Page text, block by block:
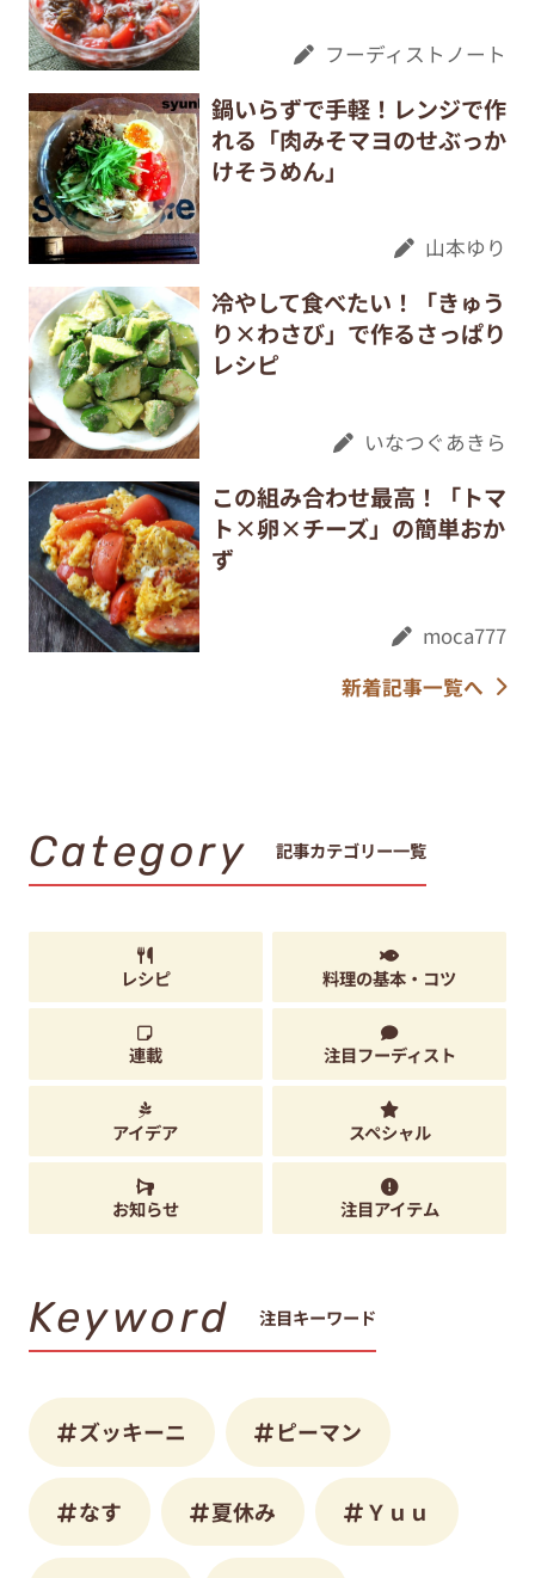
フーディストノート
鍋いらずで手軽！レンジで作
れる「肉みそマヨのせぶっか
けそうめん」
山本ゆり
冷やして食べたい！「きゅう
り×わさび」で作るさっぱり
レシピ
いなつぐあきら
この組み合わせ最高！「トマ
ト×卵×チーズ」の簡単おか
ず
moca777
新着記事一覧へ
Category 記事カテゴリー一覧
レシピ 料理の基本・コツ
連載 注目フーディスト
アイデア スペシャル
お知らせ 注目アイテム
Keyword 注目キーワード
ズッキーニ ピーマン
なす 夏休み Ｙｕｕ